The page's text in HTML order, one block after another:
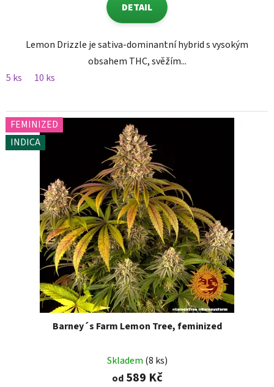
DETAIL
Lemon Drizzle je sativa-dominantní hybrid s vysokým
obsahem THC, svěžím...
5 ks
10 ks
FEMINIZED
INDICA
Barney´s Farm Lemon Tree, feminized
Skladem (8 ks)
od589 Kč